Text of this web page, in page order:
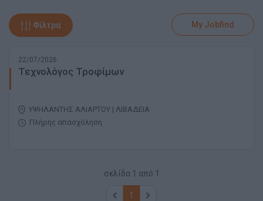
Φίλτρα My Jobfind
22/07/2026
Τεχνολόγος Τροφίμων
ΥΨΗΛΑΝΤΗΣ ΑΛΙΑΡΤΟΥ | ΛΙΒΑΔΕΙΑ
Πλήρης απασχόληση
σελίδα 1 από 1
1